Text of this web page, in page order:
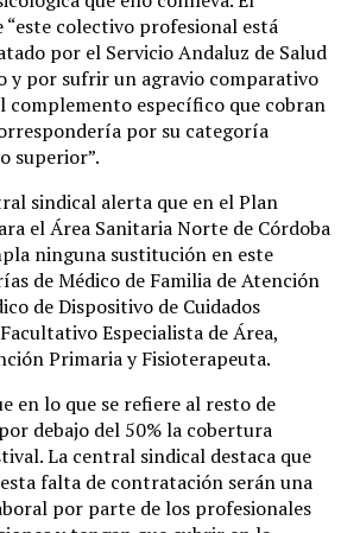
“este colectivo profesional está
por el Servicio Andaluz de Salud
y por sufrir un agravio comparativo
complemento específico que cobran
por su categoría
superior”.
sindical alerta que en el Plan
el Área Sanitaria Norte de Córdoba
ninguna sustitución en este
de Médico de Familia de Atención
de Dispositivo de Cuidados
Especialista de Área,
Primaria y Fisioterapeuta.
en lo que se refiere al resto de
debajo del 50% la cobertura
La central sindical destaca que
falta de contratación serán una
por parte de los profesionales